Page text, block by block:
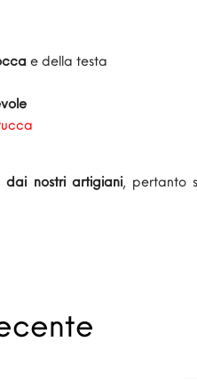
e della testa
dai nostri artigiani, pertanto